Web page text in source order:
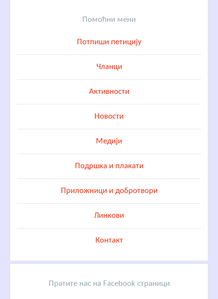
Помоћни мени
Потпиши петицију
Чланци
Активности
Новости
Медији
Подршка и плакати
Приложници и добротвори
Линкови
Контакт
Пратите нас на Facebook страници